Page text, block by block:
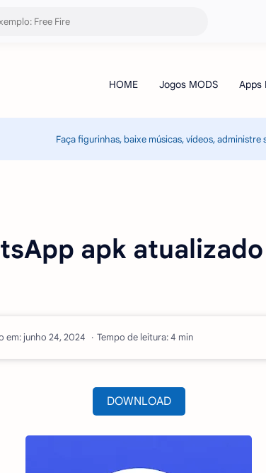
Faça figurinhas, baixe músicas, vídeos, administre
apk
em: Tempo de leitura: 4 min
DOWNLOAD